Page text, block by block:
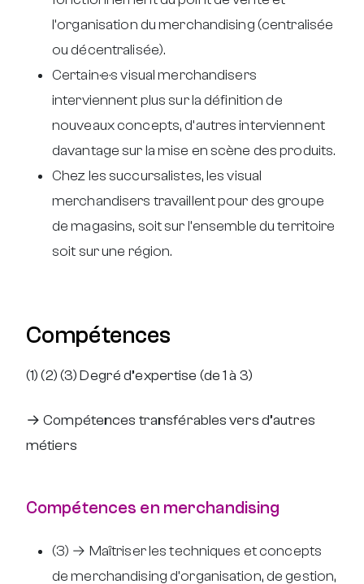
l’organisation du merchandising (centralisée
ou décentralisée).
Certain·e·s visual merchandisers
interviennent plus sur la définition de
nouveaux concepts, d’autres interviennent
davantage sur la mise en scène des produits.
Chez les succursalistes, les visual
merchandisers travaillent pour des groupe
de magasins, soit sur l’ensemble du territoire
soit sur une région.
Compétences
(1) (2) (3) Degré d’expertise (de 1 à 3)
→ Compétences transférables vers d’autres
métiers
Compétences en merchandising
(3) → Maîtriser les techniques et concepts
de merchandising d’organisation, de gestion,